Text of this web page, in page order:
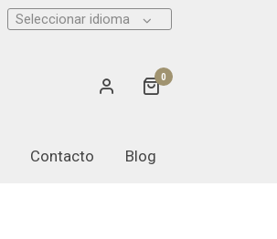
Seleccionar idioma
0
Contacto
Blog